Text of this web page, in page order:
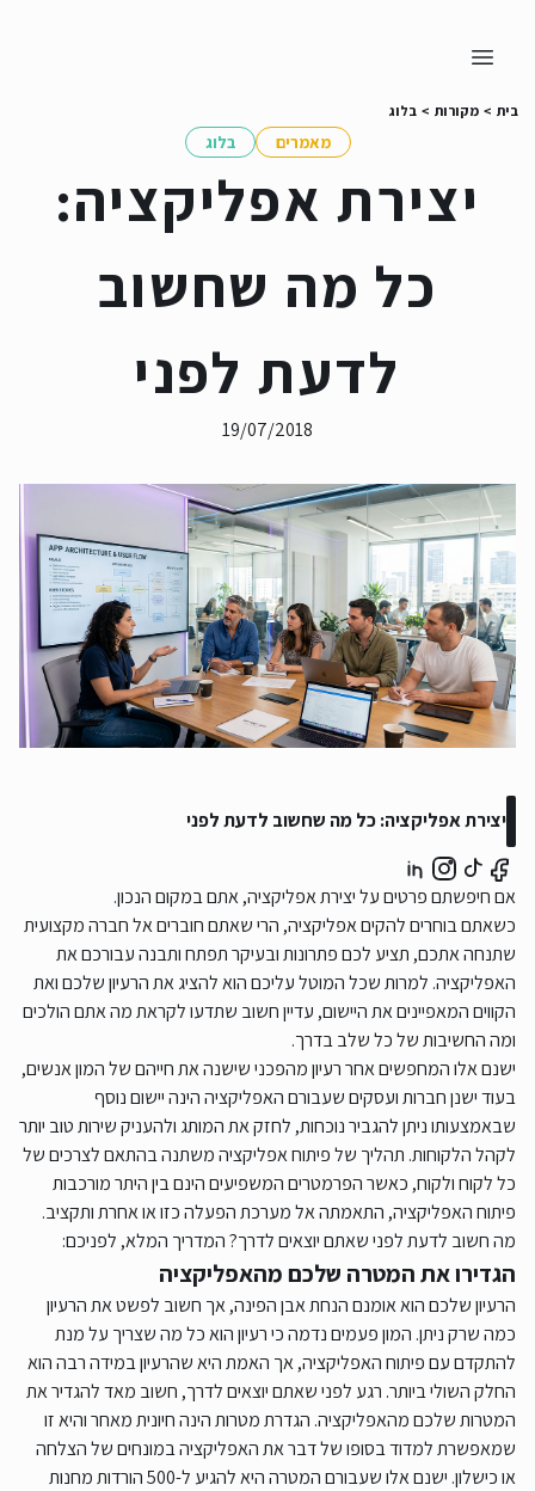
בלוג > מקורות > בית
בלוג מאמרים
יצירת אפליקציה:
כל מה שחשוב
לדעת לפני
19/07/2018
יצירת אפליקציה: כל מה שחשוב לדעת לפני
אם חיפשתם פרטים על יצירת אפליקציה, אתם במקום הנכון.
כשאתם בוחרים להקים אפליקציה, הרי שאתם חוברים אל חברה מקצועית
שתנחה אתכם, תציע לכם פתרונות ובעיקר תפתח ותבנה עבורכם את
האפליקציה. למרות שכל המוטל עליכם הוא להציג את הרעיון שלכם ואת
הקווים המאפיינים את היישום, עדיין חשוב שתדעו לקראת מה אתם הולכים
ומה החשיבות של כל שלב בדרך.
ישנם אלו המחפשים אחר רעיון מהפכני שישנה את חייהם של המון אנשים,
בעוד ישנן חברות ועסקים שעבורם האפליקציה הינה יישום נוסף
שבאמצעותו ניתן להגביר נוכחות, לחזק את המותג ולהעניק שירות טוב יותר
לקהל הלקוחות. תהליך של פיתוח אפליקציה משתנה בהתאם לצרכים של
כל לקוח ולקוח, כאשר הפרמטרים המשפיעים הינם בין היתר מורכבות
פיתוח האפליקציה, התאמתה אל מערכת הפעלה כזו או אחרת ותקציב.
מה חשוב לדעת לפני שאתם יוצאים לדרך? המדריך המלא, לפניכם:
הגדירו את המטרה שלכם מהאפליקציה
הרעיון שלכם הוא אומנם הנחת אבן הפינה, אך חשוב לפשט את הרעיון
כמה שרק ניתן. המון פעמים נדמה כי רעיון הוא כל מה שצריך על מנת
להתקדם עם פיתוח האפליקציה, אך האמת היא שהרעיון במידה רבה הוא
החלק השולי ביותר. רגע לפני שאתם יוצאים לדרך, חשוב מאד להגדיר את
המטרות שלכם מהאפליקציה. הגדרת מטרות הינה חיונית מאחר והיא זו
שמאפשרת למדוד בסופו של דבר את האפליקציה במונחים של הצלחה
או כישלון. ישנם אלו שעבורם המטרה היא להגיע ל-500 הורדות מחנות